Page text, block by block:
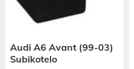
muovipaneelien tai
ja
sekä karkeita
Audi A6 Avant (99-03)
Subikotelo